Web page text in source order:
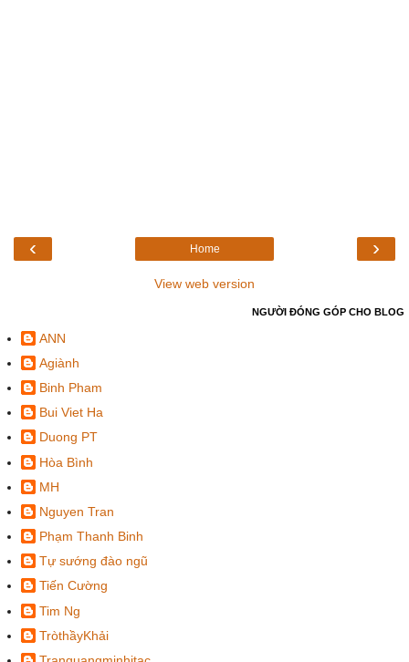
‹ ›
Home
View web version
NGƯỜI ĐÓNG GÓP CHO BLOG
ANN
Agiành
Binh Pham
Bui Viet Ha
Duong PT
Hòa Bình
MH
Nguyen Tran
Phạm Thanh Binh
Tự sướng đào ngũ
Tiến Cường
Tim Ng
TròthầyKhải